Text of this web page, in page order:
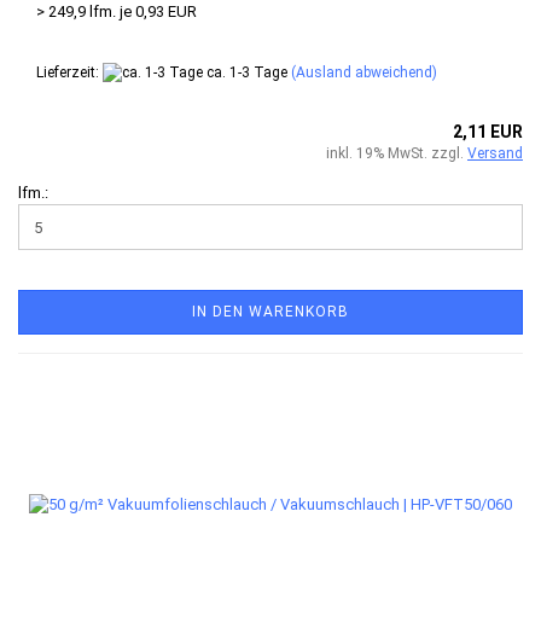
> 249,9 lfm. je 0,93 EUR
Lieferzeit: ca. 1-3 Tage (Ausland abweichend)
2,11 EUR
inkl. 19% MwSt. zzgl. Versand
lfm.:
IN DEN WARENKORB